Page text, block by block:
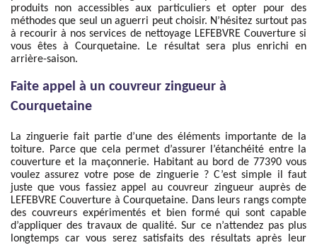
produits non accessibles aux particuliers et opter pour des
méthodes que seul un aguerri peut choisir. N’hésitez surtout pas
à recourir à nos services de nettoyage LEFEBVRE Couverture si
vous êtes à Courquetaine. Le résultat sera plus enrichi en
arrière-saison.
Faite appel à un couvreur zingueur à
Courquetaine
La zinguerie fait partie d’une des éléments importante de la
toiture. Parce que cela permet d’assurer l’étanchéité entre la
couverture et la maçonnerie. Habitant au bord de 77390 vous
voulez assurez votre pose de zinguerie ? C’est simple il faut
juste que vous fassiez appel au couvreur zingueur auprès de
LEFEBVRE Couverture à Courquetaine. Dans leurs rangs compte
des couvreurs expérimentés et bien formé qui sont capable
d’appliquer des travaux de qualité. Sur ce n’attendez pas plus
longtemps car vous serez satisfaits des résultats après leur